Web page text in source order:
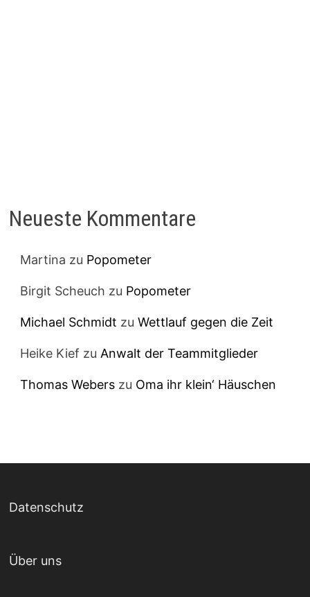
Neueste Kommentare
Martina zu Popometer
Birgit Scheuch zu Popometer
Michael Schmidt zuWettlauf gegen die Zeit
Heike Kief zu Anwalt der Teammitglieder
Thomas Webers zu Oma ihr klein‘ Häuschen
Datenschutz
Über uns